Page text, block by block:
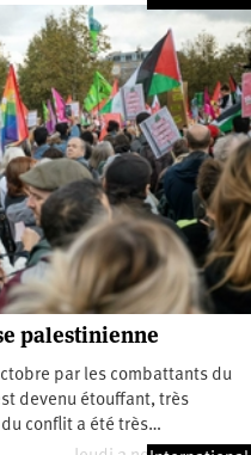
palestinienne
par les combattants du
devenu étouffant, très
conflit a été très…